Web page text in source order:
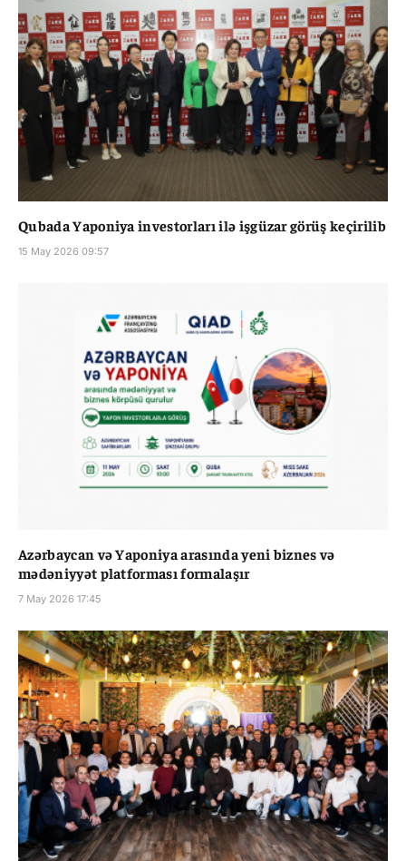
Qubada Yaponiya investorları ilə işgüzar görüş keçirilib
15 May 2026 09:57
Azərbaycan və Yaponiya arasında yeni biznes və
mədəniyyət platforması formalaşır
7 May 2026 17:45